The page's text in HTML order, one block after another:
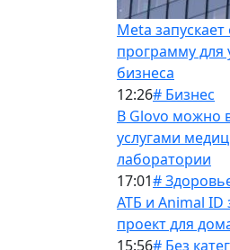
Meta
программу для
бизнеса
12:26# Бизнес
В Glovo можно
услугами
лаборатории
17:01#
АТБ и Animal ID
проект для
15:56# Без